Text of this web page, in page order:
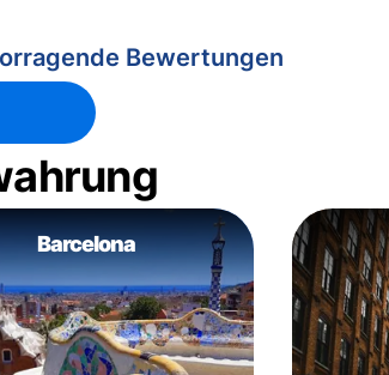
Bewertungen
Barcelona